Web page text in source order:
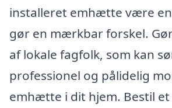
installeret emhætte være
gør en mærkbar forskel.
af lokale fagfolk, som kan
professionel og pålidelig
emhætte i dit hjem. Bestil